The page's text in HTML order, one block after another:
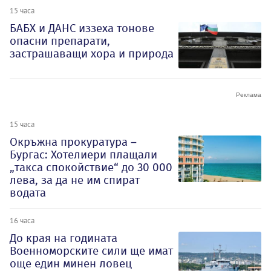
15 часа
БАБХ и ДАНС иззеха тонове
опасни препарати,
застрашаващи хора и природа
15 часа
Окръжна прокуратура –
Бургас: Хотелиери плащали
„такса спокойствие“ до 30 000
лева, за да не им спират
водата
16 часа
До края на годината
Военноморските сили ще имат
още един минен ловец